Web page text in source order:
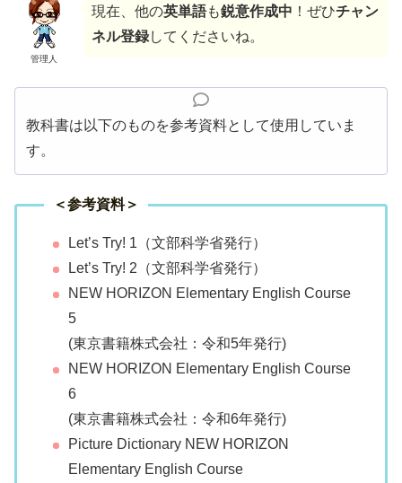
管理人
現在、他の英単語も鋭意作成中 ！ぜひチャン
ネル登録してくださいね。
教科書は以下のものを参考資料として使用していま
す。
＜参考資料＞
Let’s Try! 1（文部科学省発行）
Let’s Try! 2（文部科学省発行）
NEW HORIZON Elementary English Course
5
(東京書籍株式会社：令和5年発行)
NEW HORIZON Elementary English Course
6
(東京書籍株式会社：令和6年発行)
Picture Dictionary NEW HORIZON
Elementary English Course